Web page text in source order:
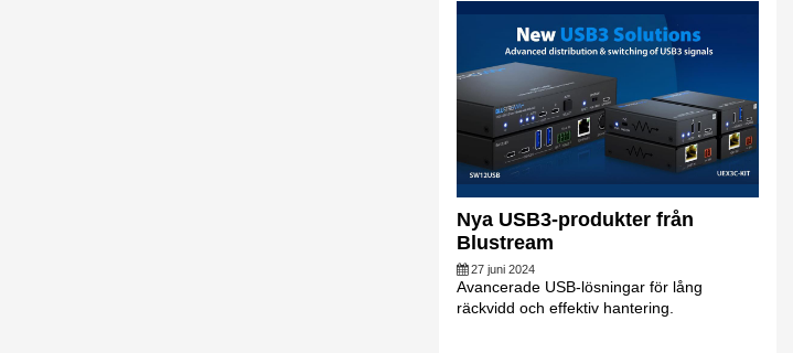
Nya USB3-produkter från
Blustream
27 juni 2024
Avancerade USB-lösningar för lång
räckvidd och effektiv hantering.